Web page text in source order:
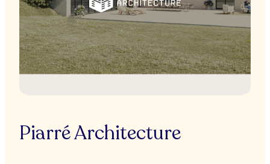
Piarré Architecture